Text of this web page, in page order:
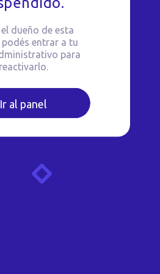
dueño de esta
entrar a tu
para
reactivarlo.
Ir al panel